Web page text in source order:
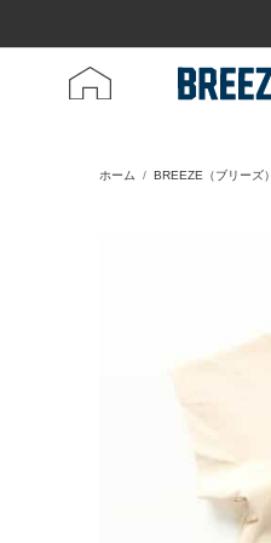
ホーム BREEZE（ブリーズ）